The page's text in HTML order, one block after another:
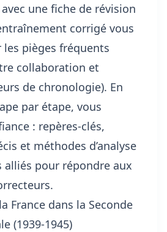
une fiche de révision
corrigé vous
les pièges fréquents
collaboration et
de chronologie). En
par étape, vous
: repères-clés,
et méthodes d’analyse
alliés pour répondre aux
France dans la Seconde
(1939-1945)